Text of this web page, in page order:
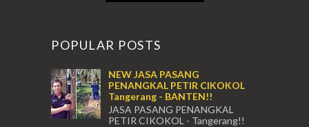
POPULAR POSTS
NEW JASA PASANG
PENANGKAL PETIR CIKOKOL
Tangerang - BANTEN!!
JASA PASANG PENANGKAL
PETIR CIKOKOL - Tangerang!!